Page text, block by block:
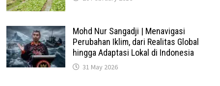
Mohd Nur Sangadji | Menavigasi
Perubahan Iklim, dari Realitas Global
hingga Adaptasi Lokal di Indonesia
31 May 2026